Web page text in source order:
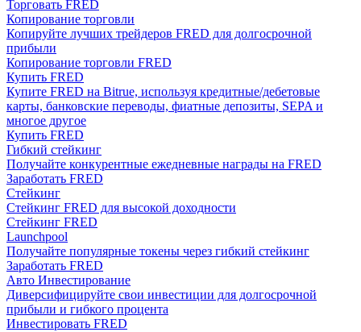
и т. д.
Гид
Руководство для начинающих по фьючерсам
Торговать FRED
Копирование торговли
Копируйте лучших трейдеров FRED для долгосрочной
прибыли
Копирование торговли FRED
Купить FRED
Купите FRED на Bitrue, используя кредитные/дебетовые
карты, банковские переводы, фиатные депозиты, SEPA и
многое другое
Купить FRED
Гибкий стейкинг
Получайте конкурентные ежедневные награды на FRED
Заработать FRED
Стейкинг
Стейкинг FRED для высокой доходности
Стейкинг FRED
Launchpool
Получайте популярные токены через гибкий стейкинг
Заработать FRED
Авто Инвестирование
Диверсифицируйте свои инвестиции для долгосрочной
прибыли и гибкого процента
Инвестировать FRED